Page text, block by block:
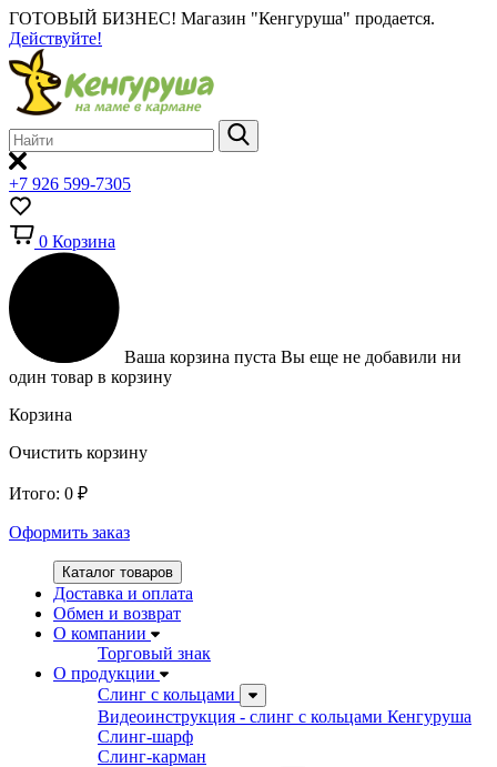
ГОТОВЫЙ БИЗНЕС! Магазин "Кенгуруша" продается.
Действуйте!
+7 926 599-7305
0 Корзина
Ваша корзина пуста Вы еще не добавили ни
один товар в корзину
Корзина
Очистить корзину
Итого: 0 ₽
Оформить заказ
Каталог товаров
Доставка и оплата
Обмен и возврат
О компании
Торговый знак
О продукции
Слинг с кольцами
Видеоинструкция - слинг с кольцами Кенгуруша
Слинг-шарф
Слинг-карман